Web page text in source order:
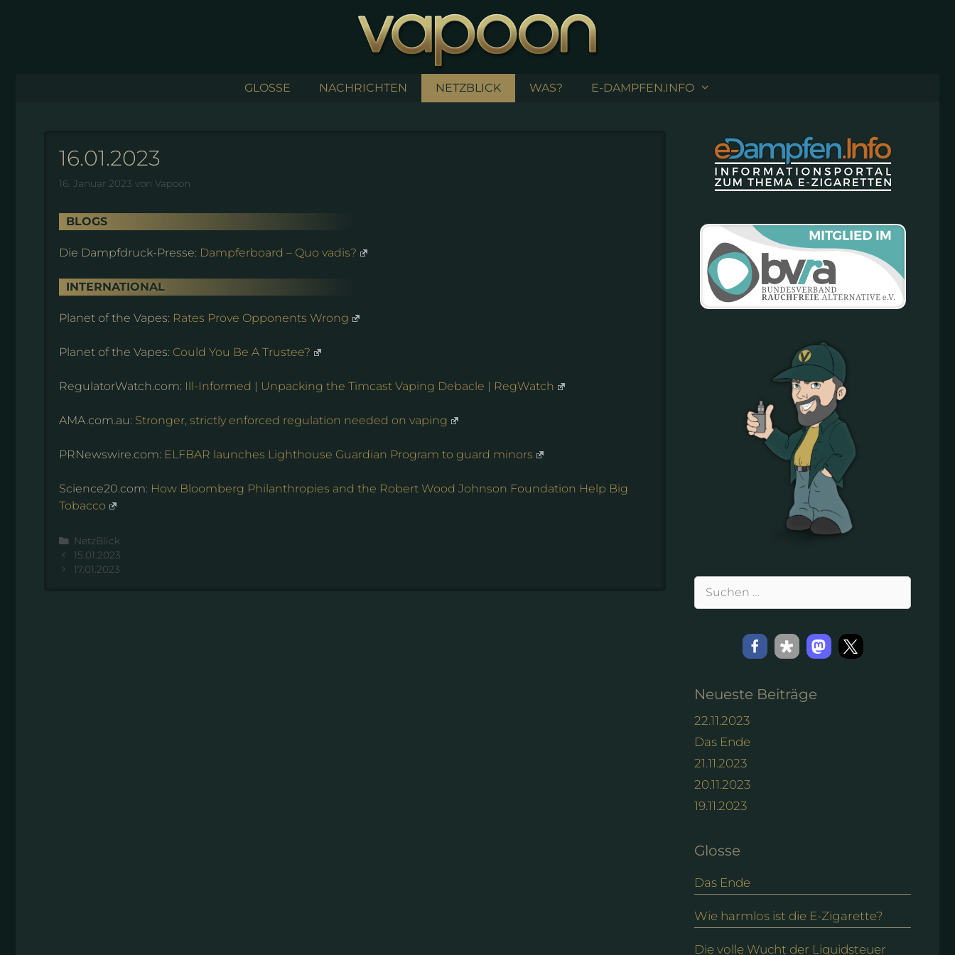
GLOSSE NACHRICHTEN NETZBLICK WAS? E-DAMPFEN.INFO
16.01.2023
16. Januar 2023 von Vapoon
BLOGS
Die Dampfdruck-Presse: Dampferboard – Quo vadis?
INTERNATIONAL
Planet of the Vapes: Rates Prove Opponents Wrong
Planet of the Vapes: Could You Be A Trustee?
RegulatorWatch.com: Ill-Informed | Unpacking the Timcast Vaping Debacle | RegWatch
AMA.com.au: Stronger, strictly enforced regulation needed on vaping
PRNewswire.com: ELFBAR launches Lighthouse Guardian Program to guard minors
Science20.com: How Bloomberg Philanthropies and the Robert Wood Johnson Foundation Help Big
Tobacco
Kategorien
NetzBlick
15.01.2023
17.01.2023
Suchen
Neueste Beiträge
22.11.2023
Das Ende
21.11.2023
20.11.2023
19.11.2023
Glosse
Das Ende
Wie harmlos ist die E-Zigarette?
Die volle Wucht der Liquidsteuer